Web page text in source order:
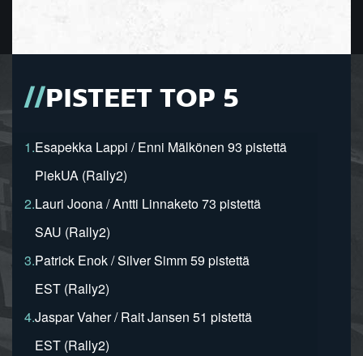
PISTEET TOP 5
1.Esapekka Lappi / Enni Mälkönen 93 pistettä
PiekUA (Rally2)
2.Lauri Joona / Antti Linnaketo 73 pistettä
SAU (Rally2)
3.Patrick Enok / Silver Simm 59 pistettä
EST (Rally2)
4.Jaspar Vaher / Rait Jansen 51 pistettä
EST (Rally2)